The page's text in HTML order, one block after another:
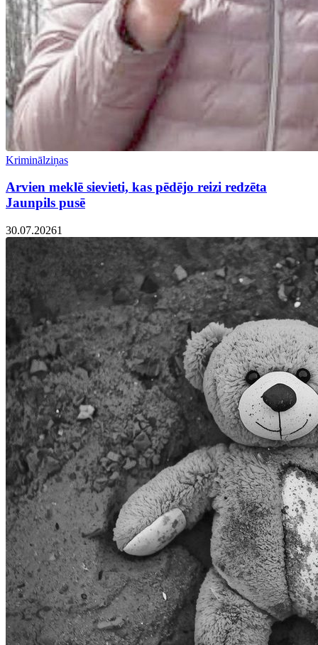
Kriminālziņas
Arvien meklē sievieti, kas pēdējo reizi redzēta
Jaunpils pusē
30.07.20261